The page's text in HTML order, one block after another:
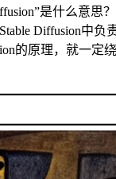
是什么意思
Diffusion中负
的原理，就一定